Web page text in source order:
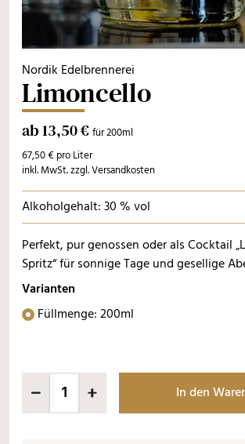
Nordik Edelbrennerei
Limoncello
ab 13,50 €für 200ml
67,50 € pro Liter
inkl. MwSt. zzgl. Versandkosten
Alkoholgehalt: 30 % vol
Perfekt, pur genossen oder als Cocktail
Spritz“ für sonnige Tage und gesellige
Varianten
Füllmenge: 200ml
In den